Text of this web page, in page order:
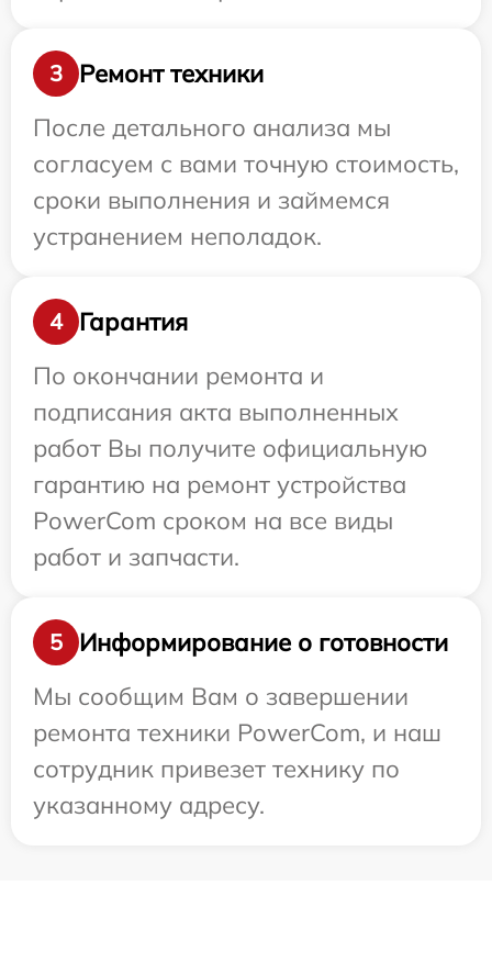
3
Ремонт техники
После детального анализа мы
согласуем с вами точную стоимость,
сроки выполнения и займемся
устранением неполадок.
4
Гарантия
По окончании ремонта и
подписания акта выполненных
работ Вы получите официальную
гарантию на ремонт устройства
PowerCom сроком на все виды
работ и запчасти.
5
Информирование о готовности
Мы сообщим Вам о завершении
ремонта техники PowerCom, и наш
сотрудник привезет технику по
указанному адресу.